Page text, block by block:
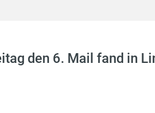
den 6. Mail fand in